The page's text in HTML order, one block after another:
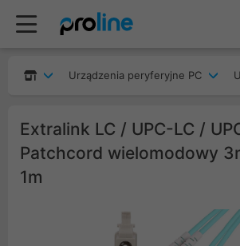
Urządzenia peryferyjne PC
Extralink LC / UPC-LC /
Patchcord wielomodowy
1m